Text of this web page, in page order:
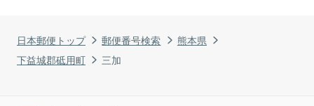
日本郵便トップ 郵便番号検索
熊本県
下益城郡砥用町
三加